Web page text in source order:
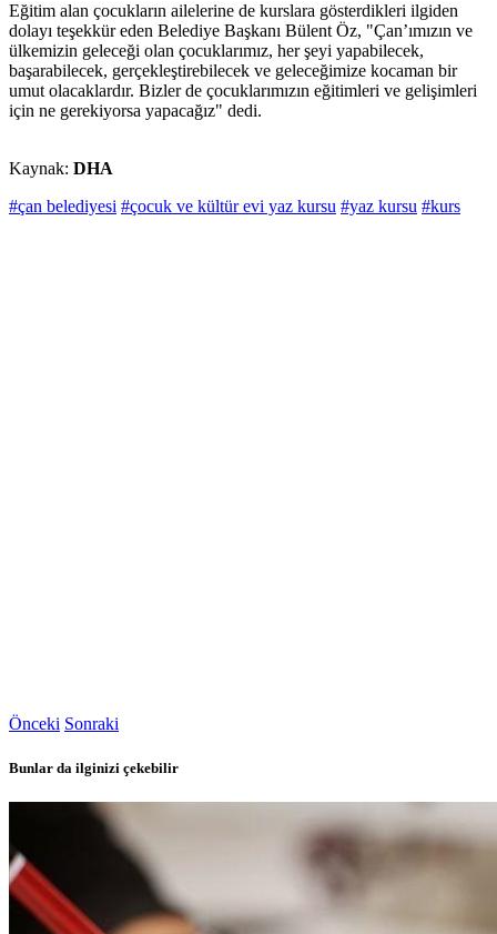
Eğitim alan çocukların ailelerine de kurslara gösterdikleri ilgiden
dolayı teşekkür eden Belediye Başkanı Bülent Öz, "Çan’ımızın ve
ülkemizin geleceği olan çocuklarımız, her şeyi yapabilecek,
başarabilecek, gerçekleştirebilecek ve geleceğimize kocaman bir
umut olacaklardır. Bizler de çocuklarımızın eğitimleri ve gelişimleri
için ne gerekiyorsa yapacağız" dedi.
Kaynak: DHA
#çan belediyesi #çocuk ve kültür evi yaz kursu #yaz kursu #kurs
Önceki Sonraki
Bunlar da ilginizi çekebilir